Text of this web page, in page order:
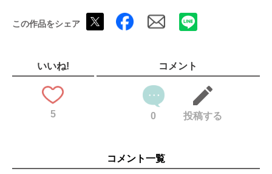
この作品をシェア
いいね!
5
コメント
0 投稿する
コメント一覧